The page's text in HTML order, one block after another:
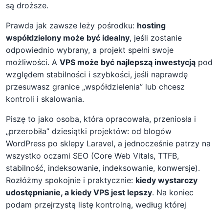
są droższe.
Prawda jak zawsze leży pośrodku: hosting
współdzielony może być idealny, jeśli zostanie
odpowiednio wybrany, a projekt spełni swoje
możliwości. A VPS może być najlepszą inwestycją pod
względem stabilności i szybkości, jeśli naprawdę
przesuwasz granice „współdzielenia” lub chcesz
kontroli i skalowania.
Piszę to jako osoba, która opracowała, przeniosła i
„przerobiła” dziesiątki projektów: od blogów
WordPress po sklepy Laravel, a jednocześnie patrzy na
wszystko oczami SEO (Core Web Vitals, TTFB,
stabilność, indeksowanie, indeksowanie, konwersje).
Rozłóżmy spokojnie i praktycznie: kiedy wystarczy
udostępnianie, a kiedy VPS jest lepszy. Na koniec
podam przejrzystą listę kontrolną, według której